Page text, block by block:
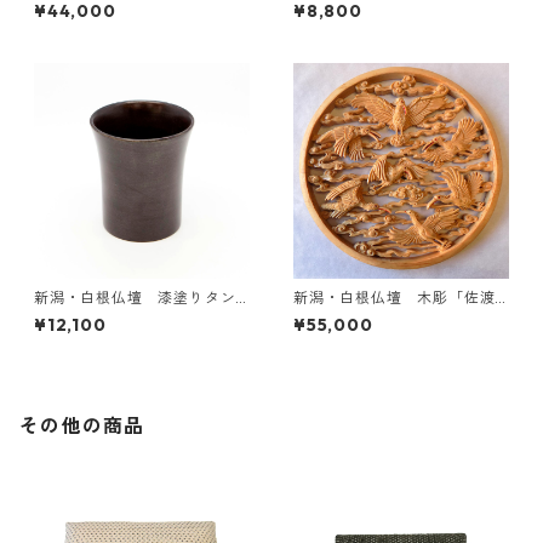
¥44,000 ¥8,800
新潟・白根仏壇 漆塗りタン
ブラー小
¥12,100
新潟・白根仏壇 木彫「佐渡
の朱鷺」
¥55,000
その他の商品